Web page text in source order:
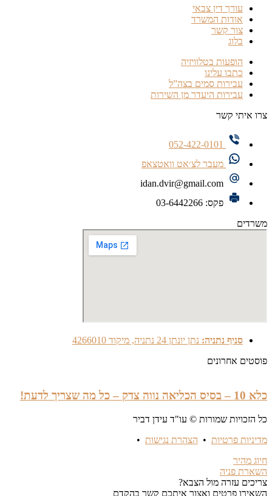
עורך דין צבאי
אודות המשרד
צור קשר
בלוג
הופעות בטלוויזיה
כתבו עלינו
עבירות סמים בצה”ל
עבירות היעדר מן השירות
צרו איתי קשר
052-422-0101
מעבר לצ׳אט וואטצאפ
idan.dvir@gmail.com
פקס: 03-6442266
משרדים
סניף נתניה: נתן יונתן 24 נתניה, מיקוד 4266010
פוסטים אחרונים
כלא 10 – בסיס הכליאה נווה צדק – כל מה שצריך לדעת!
כל הזכויות שמורות © עו"ד עידן דביר
מדיניות פרטיות • הצהרת נגישות •
חיוג מהיר
השארת פניה
צריכים עזרה מול הצבא?
השאירו פרטים ואצור איתכם קשר בהקדם